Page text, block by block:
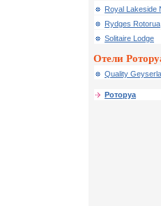
Royal Lakeside
Rydges Rotorua
Solitaire Lodge
Отели
Quality
Роторуа